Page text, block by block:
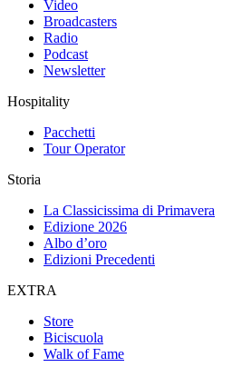
Video
Broadcasters
Radio
Podcast
Newsletter
Hospitality
Pacchetti
Tour Operator
Storia
La Classicissima di Primavera
Edizione 2026
Albo d’oro
Edizioni Precedenti
EXTRA
Store
Biciscuola
Walk of Fame